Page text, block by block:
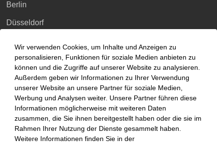
Berlin
Düsseldorf
Frankfurt a.M.
Hamburg
Hannover
Köln
Leipzig
Wir verwenden Cookies, um Inhalte und Anzeigen zu
personalisieren, Funktionen für soziale Medien anbieten zu
können und die Zugriffe auf unserer Website zu analysieren.
Außerdem geben wir Informationen zu Ihrer Verwendung
unserer Website an unsere Partner für soziale Medien,
Werbung und Analysen weiter. Unsere Partner führen diese
Informationen möglicherweise mit weiteren Daten
zusammen, die Sie ihnen bereitgestellt haben oder die sie im
Rahmen Ihrer Nutzung der Dienste gesammelt haben.
Weitere Informationen finden Sie in der